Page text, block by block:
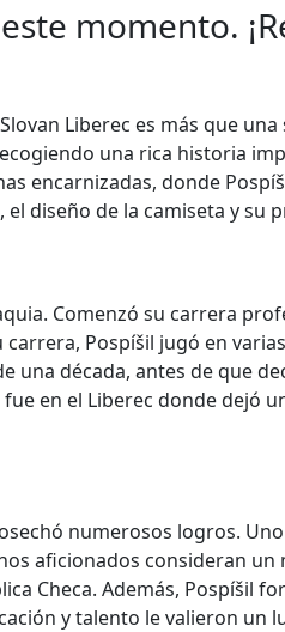
momento.
Liberec es más que
una rica historia
encarnizadas, donde
diseño de la camiseta y
Comenzó su carrera
Pospíšil jugó en
una década, antes de que
fue en el Liberec donde
numerosos logros.
aficionados consideran
Checa. Además, Pospíšil
y talento le valieron un